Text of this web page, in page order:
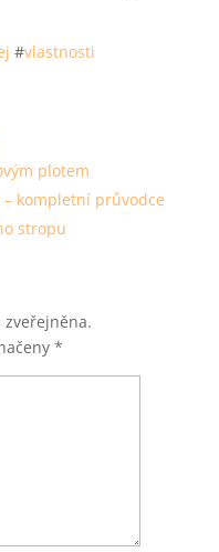
#vlastnosti
plotem
kompletní průvodce
stropu
zveřejněna.
*